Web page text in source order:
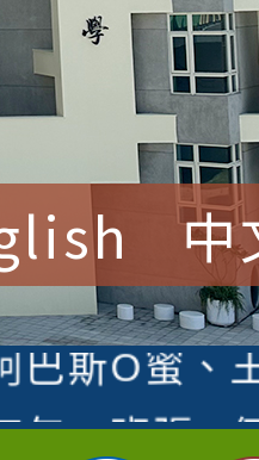
中
加桃園市中
師榮獲社
巴斯O蜜、
市科展 國
年二班張O